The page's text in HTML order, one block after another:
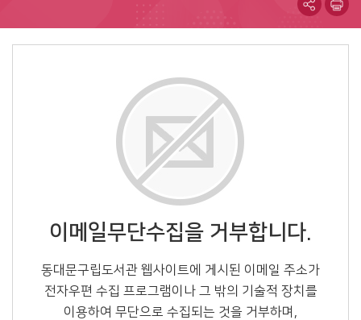
이메일무단수집을 거부합니다.
동대문구립도서관 웹사이트에 게시된 이메일 주소가
전자우편 수집 프로그램이나 그 밖의 기술적 장치를
이용하여 무단으로 수집되는 것을 거부하며,